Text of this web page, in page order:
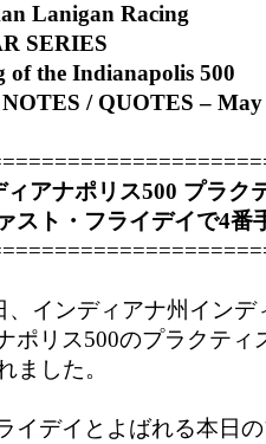
Lanigan Racing
SERIES
of the Indianapolis 500
/ QUOTES – May
ィアナポリス500 プラク
スト・フライデイで4番
、インディアナ州イン
ポリス500のプラクティ
ました。
イデイとよばれる本日